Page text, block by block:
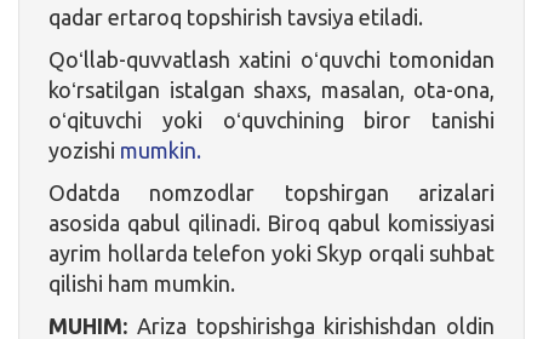
qadar ertaroq topshirish tavsiya etiladi.
Qoʻllab-quvvatlash xatini oʻquvchi tomonidan
koʻrsatilgan istalgan shaxs, masalan, ota-ona,
oʻqituvchi yoki oʻquvchining biror tanishi
yozishi mumkin.
Odatda nomzodlar topshirgan arizalari
asosida qabul qilinadi. Biroq qabul komissiyasi
ayrim hollarda telefon yoki Skyp orqali suhbat
qilishi ham mumkin.
MUHIM: Ariza topshirishga kirishishdan oldin